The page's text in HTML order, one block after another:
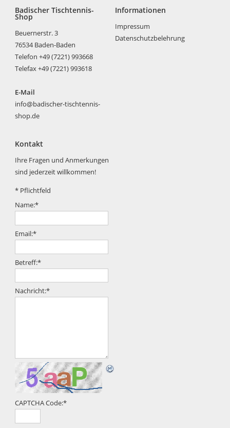
Badischer Tischtennis-
Shop
Beuernerstr. 3
76534 Baden-Baden
Telefon +49 (7221) 993668
Telefax +49 (7221) 993618
E-Mail
info@badischer-tischtennis-
shop.de
Informationen
Impressum
Datenschutzbelehrung
Kontakt
Ihre Fragen und Anmerkungen
sind jederzeit willkommen!
* Pflichtfeld
Name:*
Email:*
Betreff:*
Nachricht:*
CAPTCHA Code:*